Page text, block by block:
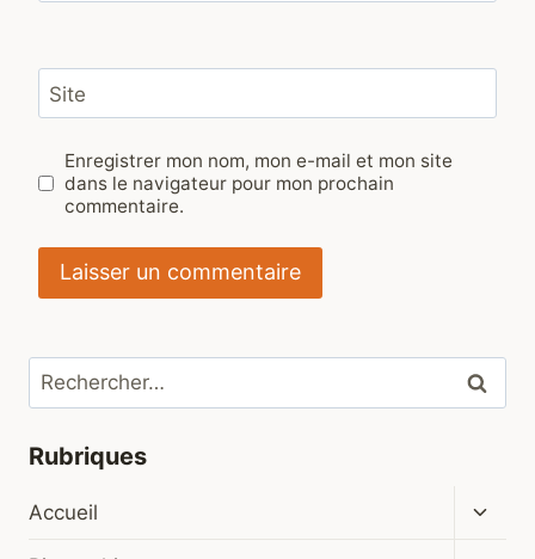
Site
Enregistrer mon nom, mon e-mail et mon site
dans le navigateur pour mon prochain
commentaire.
Rechercher :
Rubriques
Accueil